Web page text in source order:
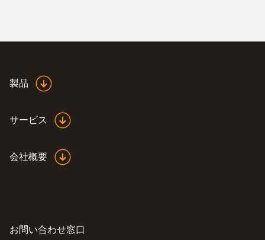
製品
サービス
会社概要
お問い合わせ窓口